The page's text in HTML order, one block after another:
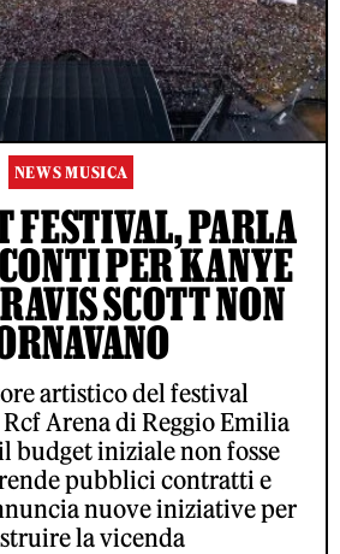
NEWS MUSICA
FESTIVAL, PARLA
PER KANYE
SCOTT NON
artistico del festival
Arena di Reggio Emilia
budget iniziale non fosse
pubblici contratti e
nuove iniziative per
la vicenda